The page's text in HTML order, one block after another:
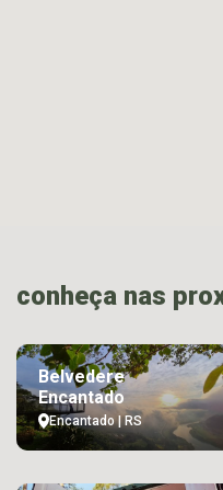
conheça nas
Belvedere
Encantado
Encantado | RS